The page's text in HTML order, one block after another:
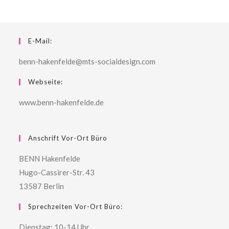
E-Mail:
benn-hakenfelde@mts-socialdesign.com
Webseite:
www.benn-hakenfelde.de
Anschrift Vor-Ort Büro
BENN Hakenfelde
Hugo-Cassirer-Str. 43
13587 Berlin
Sprechzeiten Vor-Ort Büro:
Dienstag: 10-14 Uhr